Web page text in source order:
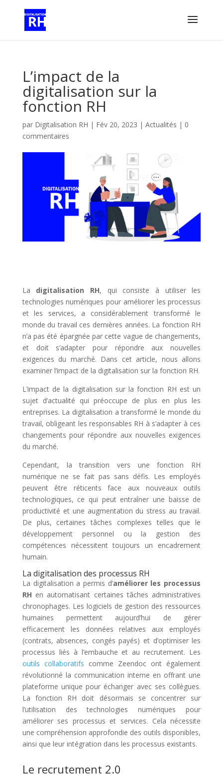
L’impact de la
digitalisation sur la
fonction RH
par Digitalisation RH | Fév 20, 2023 | Actualités | 0
commentaires
La digitalisation RH, qui consiste à utiliser les
technologies numériques pour améliorer les processus
et les services, a considérablement transformé le
monde du travail ces dernières années. La fonction RH
n’a pas été épargnée par cette vague de changements,
et doit s’adapter pour répondre aux nouvelles
exigences du marché. Dans cet article, nous allons
examiner l’impact de la digitalisation sur la fonction RH.
L’impact de la digitalisation sur la fonction RH est un
sujet d’actualité qui préoccupe de plus en plus les
entreprises. La digitalisation a transformé le monde du
travail, obligeant les responsables RH à s’adapter à ces
changements pour répondre aux nouvelles exigences
du marché.
Cependant, la transition vers une fonction RH
numérique ne se fait pas sans défis. Les employés
peuvent être réticents face aux nouveaux outils
technologiques, ce qui peut entraîner une baisse de
productivité et une augmentation du stress au travail.
De plus, certaines tâches complexes telles que le
développement personnel ou la gestion des
compétences nécessitent toujours un encadrement
humain.
La digitalisation des processus RH
La digitalisation a permis d’améliorer les processus
RH en automatisant certaines tâches administratives
chronophages. Les logiciels de gestion des ressources
humaines permettent aujourd’hui de gérer
efficacement les données relatives aux employés
(contrats, absences, congés payés) et d’optimiser les
processus liés à l’embauche et au recrutement. Les
outils collaboratifs comme Zeendoc ont également
révolutionné la communication interne en offrant une
plateforme unique pour échanger avec ses collègues.
La fonction RH doit désormais se concentrer sur
l’utilisation des technologies numériques pour
améliorer ses processus et services. Cela nécessite
une compréhension approfondie des outils disponibles,
ainsi que leur intégration dans les processus existants.
Le recrutement 2.0